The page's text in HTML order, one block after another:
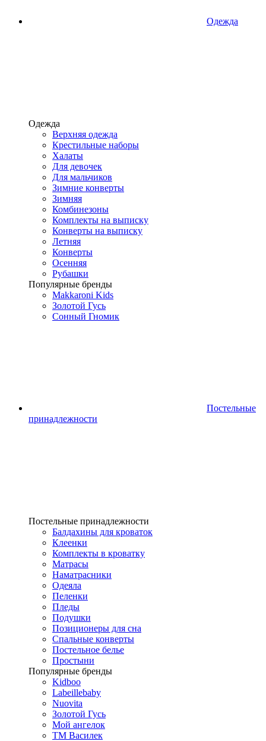
Одежда
Одежда
Верхняя одежда
Крестильные наборы
Халаты
Для девочек
Для мальчиков
Зимние конверты
Зимняя
Комбинезоны
Комплекты на выписку
Конверты на выписку
Летняя
Конверты
Осенняя
Рубашки
Популярные бренды
Makkaroni Kids
Золотой Гусь
Сонный Гномик
Постельные
принадлежности
Постельные принадлежности
Балдахины для кроваток
Клеенки
Комплекты в кроватку
Матрасы
Наматрасники
Одеяла
Пеленки
Пледы
Подушки
Позиционеры для сна
Спальные конверты
Постельное белье
Простыни
Популярные бренды
Kidboo
Labeillebaby
Nuovita
Золотой Гусь
Мой ангелок
ТМ Василек